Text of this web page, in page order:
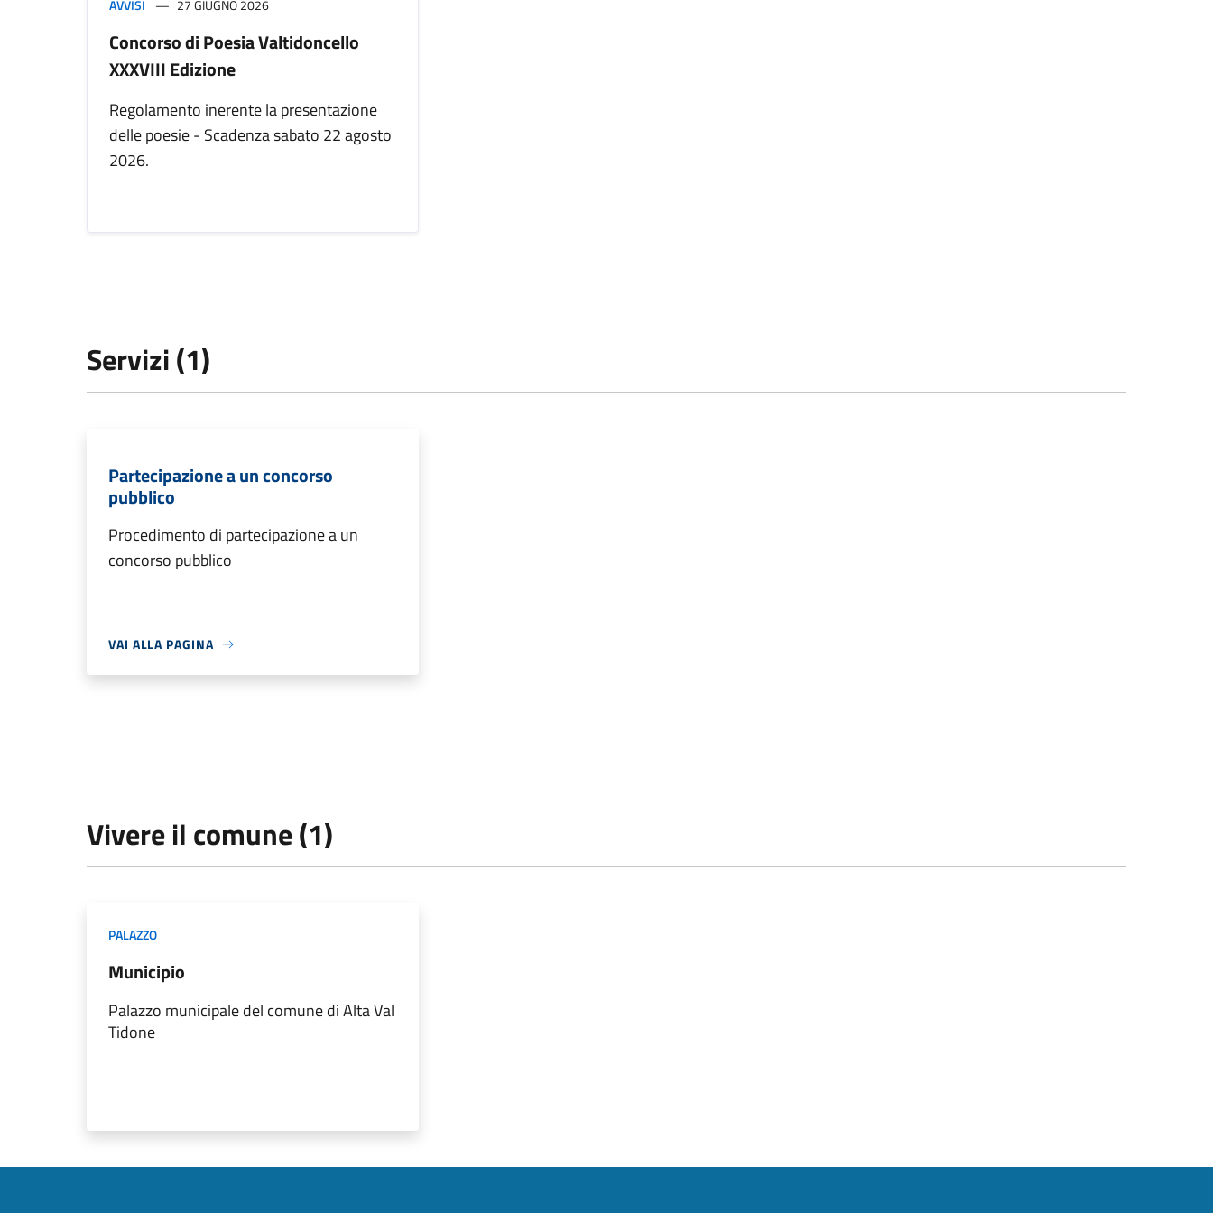
AVVISI 27 GIUGNO 2026
Concorso di Poesia Valtidoncello
XXXVIII Edizione
Regolamento inerente la presentazione
delle poesie - Scadenza sabato 22 agosto
2026.
Servizi (1)
Partecipazione a un concorso
pubblico
Procedimento di partecipazione a un
concorso pubblico
VAI ALLA PAGINA
Vivere il comune (1)
PALAZZO
Municipio
Palazzo municipale del comune di Alta Val
Tidone